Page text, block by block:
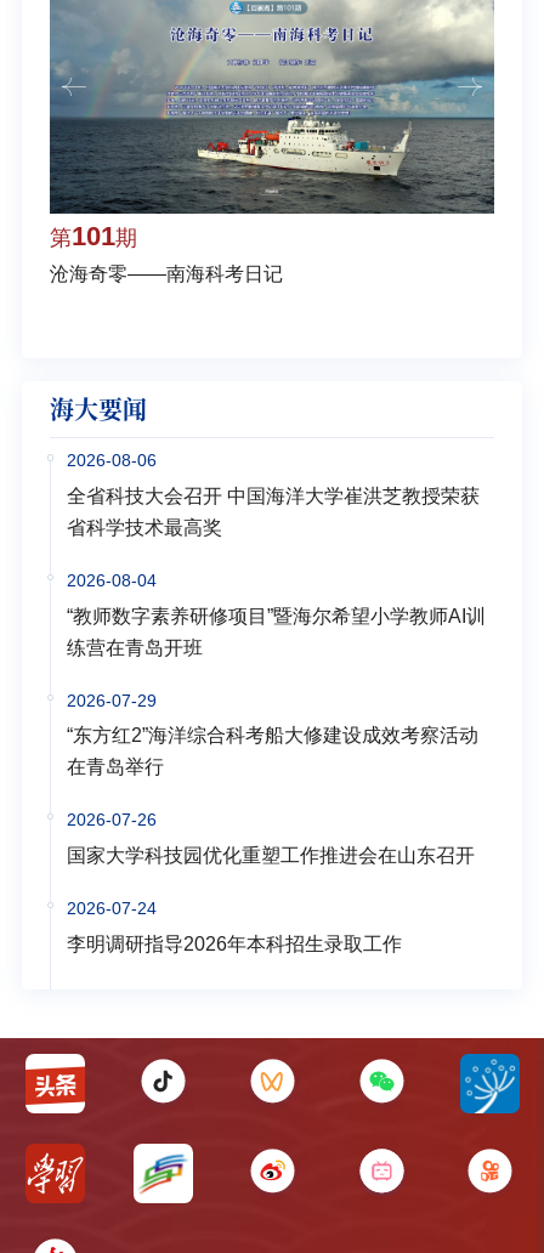
第101期
沧海奇零——南海科考日记
海大要闻
2026-08-06
全省科技大会召开 中国海洋大学崔洪芝教授荣获
省科学技术最高奖
2026-08-04
“教师数字素养研修项目”暨海尔希望小学教师AI训
练营在青岛开班
2026-07-29
“东方红2”海洋综合科考船大修建设成效考察活动
在青岛举行
2026-07-26
国家大学科技园优化重塑工作推进会在山东召开
2026-07-24
李明调研指导2026年本科招生录取工作